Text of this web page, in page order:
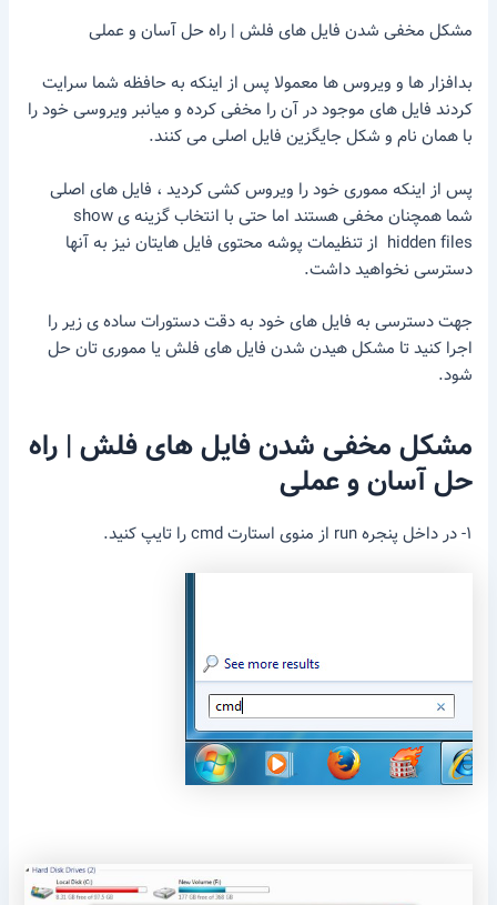
مشکل مخفی شدن فایل های فلش | راه حل آسان و عملی
بدافزار ها و ویروس ها معمولا پس از اینکه به حافظه شما سرایت
کردند فایل های موجود در آن را مخفی کرده و میانبر ویروسی خود را
با همان نام و شکل جایگزین فایل اصلی می کنند.
پس از اینکه مموری خود را ویروس کشی کردید ، فایل های اصلی
شما همچنان مخفی هستند اما حتی با انتخاب گزینه ی show
hidden files از تنظیمات پوشه محتوی فایل هایتان نیز به آنها
دسترسی نخواهید داشت.
جهت دسترسی به فایل های خود به دقت دستورات ساده ی زیر را
اجرا کنید تا مشکل هیدن شدن فایل های فلش یا مموری تان حل
شود.
مشکل مخفی شدن فایل های فلش | راه
حل آسان و عملی
۱- در داخل پنجره run از منوی استارت cmd را تایپ کنید.